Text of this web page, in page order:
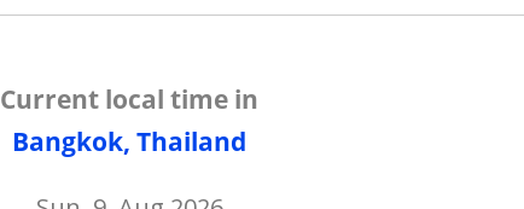
Current local time in
Bangkok, Thailand